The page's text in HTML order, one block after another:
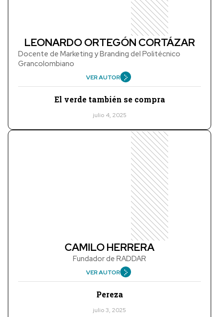
LEONARDO ORTEGÓN CORTÁZAR
Docente de Marketing y Branding del Politécnico
Grancolombiano
VER AUTOR
El verde también se compra
julio 4, 2025
CAMILO HERRERA
Fundador de RADDAR
VER AUTOR
Pereza
julio 3, 2025